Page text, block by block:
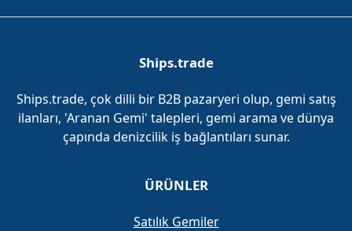
Ships.trade
Ships.trade, çok dilli bir B2B pazaryeri olup, gemi satış
ilanları, 'Aranan Gemi' talepleri, gemi arama ve dünya
çapında denizcilik iş bağlantıları sunar.
ÜRÜNLER
Satılık Gemiler